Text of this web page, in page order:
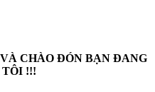
CHÀO ĐÓN BẠN ĐANG
TÔI !!!